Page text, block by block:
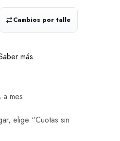
Cambios por talle
más
mes
elige “Cuotas sin